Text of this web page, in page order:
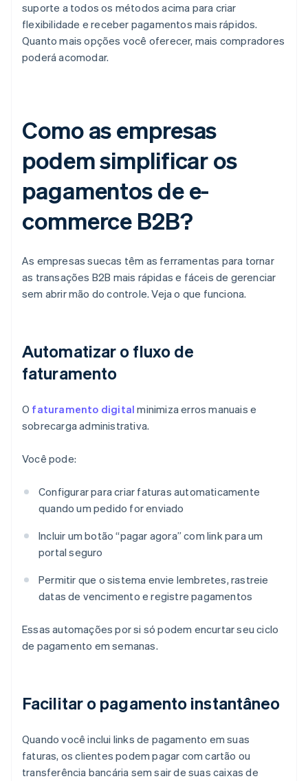
suporte a todos os métodos acima para criar
flexibilidade e receber pagamentos mais rápidos.
Quanto mais opções você oferecer, mais compradores
poderá acomodar.
Como as empresas
podem simplificar os
pagamentos de e-
commerce B2B?
As empresas suecas têm as ferramentas para tornar
as transações B2B mais rápidas e fáceis de gerenciar
sem abrir mão do controle. Veja o que funciona.
Automatizar o fluxo de
faturamento
O faturamento digital minimiza erros manuais e
sobrecarga administrativa.
Você pode:
Configurar para criar faturas automaticamente
quando um pedido for enviado
Incluir um botão “pagar agora” com link para um
portal seguro
Permitir que o sistema envie lembretes, rastreie
datas de vencimento e registre pagamentos
Essas automações por si só podem encurtar seu ciclo
de pagamento em semanas.
Facilitar o pagamento instantâneo
Quando você inclui links de pagamento em suas
faturas, os clientes podem pagar com cartão ou
transferência bancária sem sair de suas caixas de